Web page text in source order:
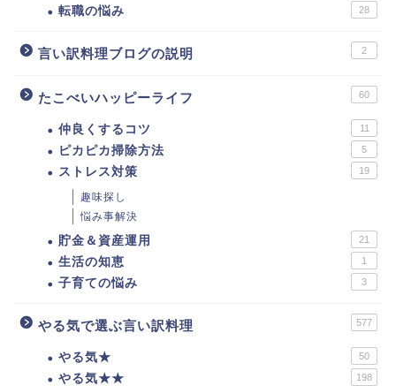
転職の悩み 28
言い訳料理ブログの説明 2
たこべいハッピーライフ 60
仲良くするコツ 11
ピカピカ掃除方法 5
ストレス対策 19
趣味探し
悩み事解決
貯金＆資産運用 21
生活の知恵 1
子育ての悩み 3
やる気で選ぶ言い訳料理 577
やる気★ 50
やる気★★ 198